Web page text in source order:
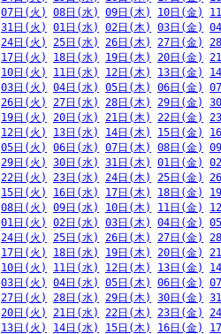
07日(火) 08日(水) 09日(木) 10日(金)
31日(火) 01日(水) 02日(木) 03日(金)
24日(火) 25日(水) 26日(木) 27日(金)
17日(火) 18日(水) 19日(木) 20日(金)
10日(火) 11日(水) 12日(木) 13日(金)
03日(火) 04日(水) 05日(木) 06日(金)
26日(火) 27日(水) 28日(木) 29日(金)
19日(火) 20日(水) 21日(木) 22日(金)
12日(火) 13日(水) 14日(木) 15日(金)
05日(火) 06日(水) 07日(木) 08日(金)
29日(火) 30日(水) 31日(木) 01日(金)
22日(火) 23日(水) 24日(木) 25日(金)
15日(火) 16日(水) 17日(木) 18日(金)
08日(火) 09日(水) 10日(木) 11日(金)
01日(火) 02日(水) 03日(木) 04日(金)
24日(火) 25日(水) 26日(木) 27日(金)
17日(火) 18日(水) 19日(木) 20日(金)
10日(火) 11日(水) 12日(木) 13日(金)
03日(火) 04日(水) 05日(木) 06日(金)
27日(火) 28日(水) 29日(木) 30日(金)
20日(火) 21日(水) 22日(木) 23日(金)
13日(火) 14日(水) 15日(木) 16日(金)